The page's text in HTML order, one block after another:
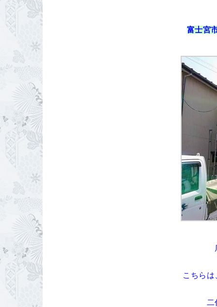
富士宮
こちら